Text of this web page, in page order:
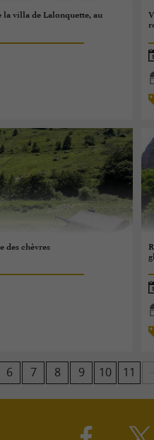
la villa de Lalonquette, au
des chèvres
6 7 8 9 10 11